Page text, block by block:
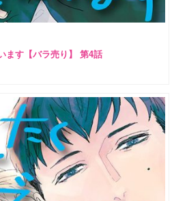
ます【バラ売り】 第4話